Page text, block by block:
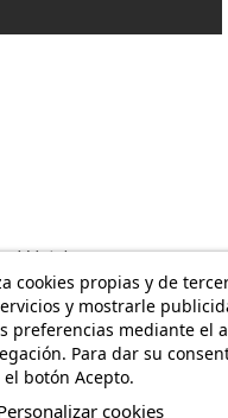
cookies propias y de
y mostrarle
preferencias mediante el
Para dar su
botón Acepto.
cookies
Watch